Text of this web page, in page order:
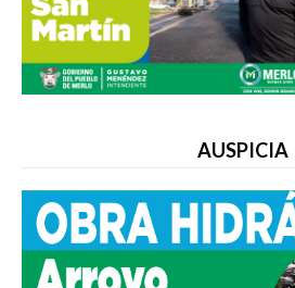
AUSPICIA